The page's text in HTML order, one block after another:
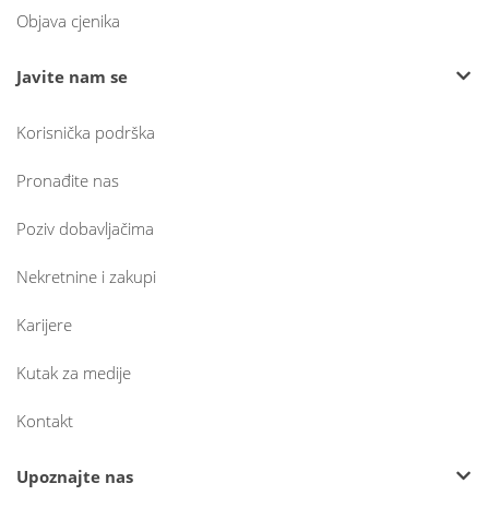
Objava cjenika
Javite nam se
Korisnička podrška
Pronađite nas
Poziv dobavljačima
Nekretnine i zakupi
Karijere
Kutak za medije
Kontakt
Upoznajte nas